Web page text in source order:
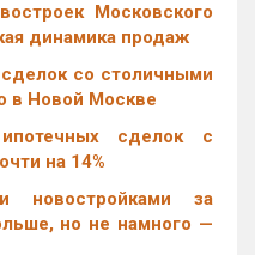
Московского
динамика продаж
со столичными
в Новой Москве
сделок с
на 14%
новостройками за
но не намного —